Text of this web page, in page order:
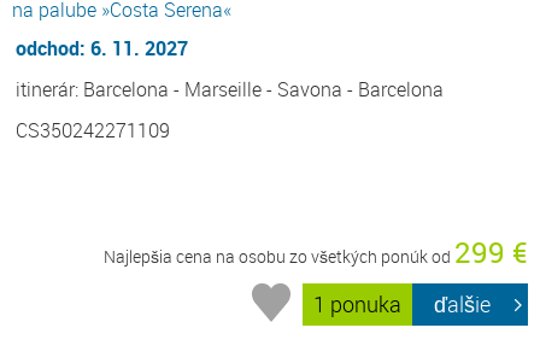
na palube »Costa Serena«
odchod: 6. 11. 2027
itinerár: Barcelona - Marseille - Savona - Barcelona
CS350242271109
Najlepšia cena na osobu zo všetkých ponúk od 299 €
1 ponuka ďalšie